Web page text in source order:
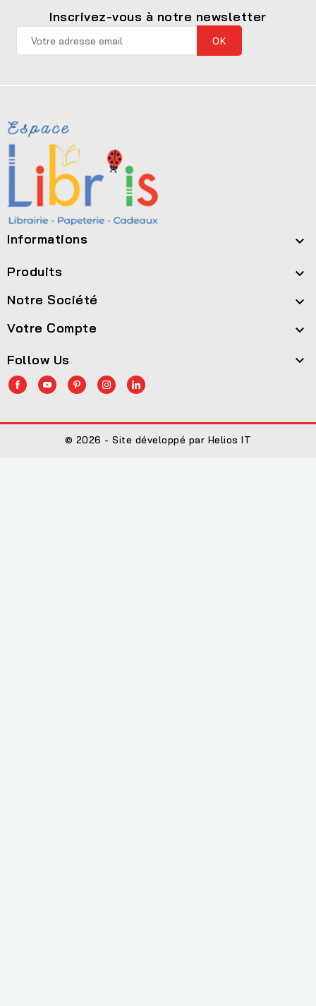
Inscrivez-vous à notre newsletter
Informations 
Produits 
Notre Société 
Votre Compte 
Follow Us 
© 2026 - Site développé par Helios IT